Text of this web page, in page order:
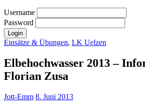
Username
Password
Einsätze & Übungen, LK Uelzen
Elbehochwasser 2013 –
Florian Zusa
Jott-Emm 8. Juni 2013